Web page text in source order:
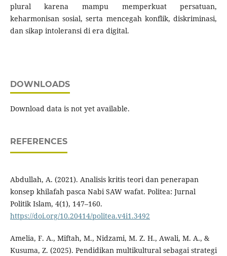
plural karena mampu memperkuat persatuan,
keharmonisan sosial, serta mencegah konflik, diskriminasi,
dan sikap intoleransi di era digital.
DOWNLOADS
Download data is not yet available.
REFERENCES
Abdullah, A. (2021). Analisis kritis teori dan penerapan
konsep khilafah pasca Nabi SAW wafat. Politea: Jurnal
Politik Islam, 4(1), 147–160.
https://doi.org/10.20414/politea.v4i1.3492
Amelia, F. A., Miftah, M., Nidzami, M. Z. H., Awali, M. A., &
Kusuma, Z. (2025). Pendidikan multikultural sebagai strategi